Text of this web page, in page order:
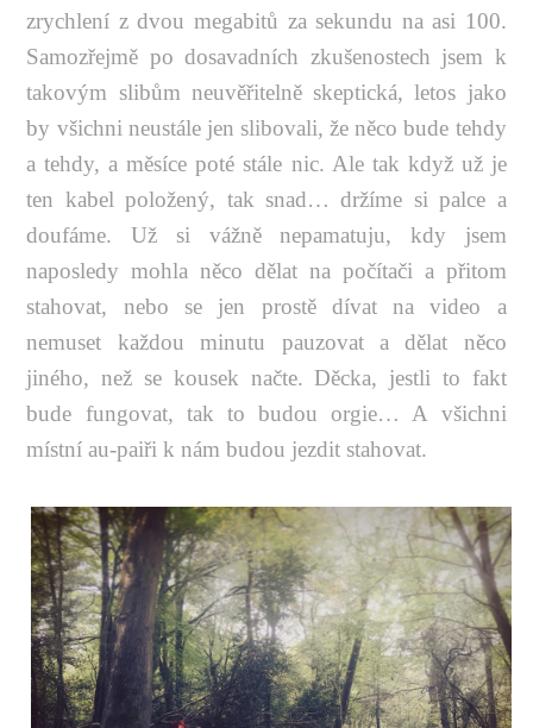
zrychlení z dvou megabitů za sekundu na asi 100.
Samozřejmě po dosavadních zkušenostech jsem k
takovým slibům neuvěřitelně skeptická, letos jako
by všichni neustále jen slibovali, že něco bude tehdy
a tehdy, a měsíce poté stále nic. Ale tak když už je
ten kabel položený, tak snad… držíme si palce a
doufáme. Už si vážně nepamatuju, kdy jsem
naposledy mohla něco dělat na počítači a přitom
stahovat, nebo se jen prostě dívat na video a
nemuset každou minutu pauzovat a dělat něco
jiného, než se kousek načte. Děcka, jestli to fakt
bude fungovat, tak to budou orgie… A všichni
místní au-paiři k nám budou jezdit stahovat.